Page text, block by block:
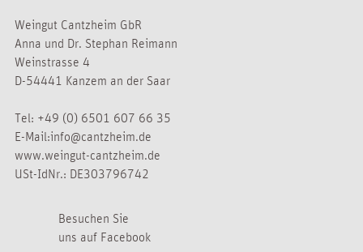
Weingut Cantzheim GbR
Anna und Dr. Stephan Reimann
Weinstrasse 4
D-54441 Kanzem an der Saar
Tel: +49 (0) 6501 607 66 35
E-Mail:info@cantzheim.de
www.weingut-cantzheim.de
USt-IdNr.: DE303796742
Besuchen Sie
uns auf Facebook